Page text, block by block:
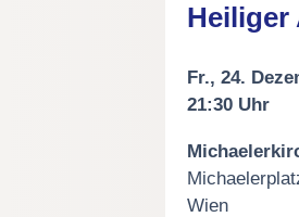
Heiliger
Fr., 24.
21:30 Uhr
Wien